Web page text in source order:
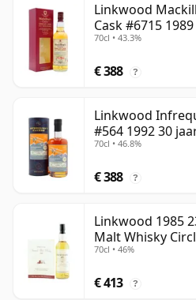
Linkwood
Cask #6715
70cl • 43.3%
€ 388 ?
Linkwood
#564 1992 30
70cl • 46.8%
€ 388 ?
Linkwood 1985
Malt Whisky
70cl • 46%
€ 413 ?